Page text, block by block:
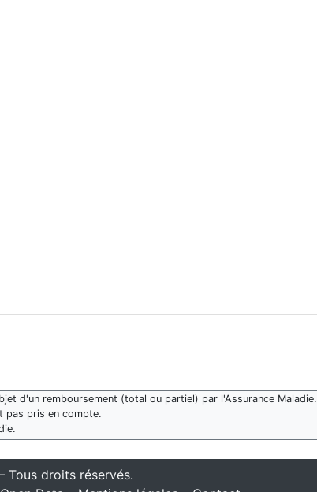
d'un remboursement (total ou partiel) par l'Assurance Maladie.
pas pris en compte.
droits réservés.